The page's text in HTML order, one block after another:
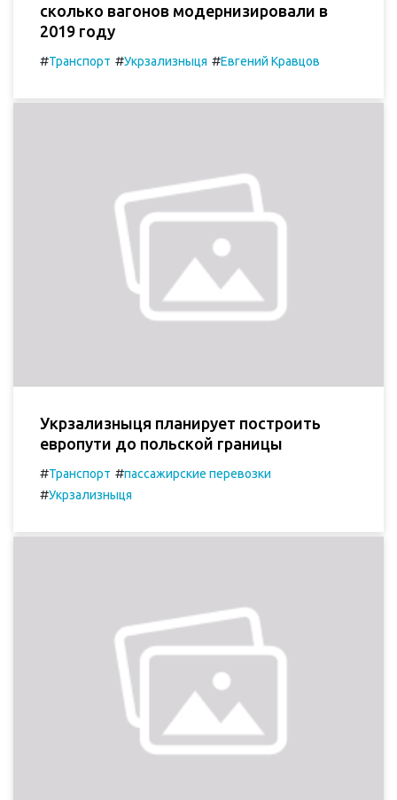
сколько вагонов модернизировали в
2019 году
#Транспорт #Укрзализныця #Евгений Кравцов
Укрзализныця планирует построить
европути до польской границы
#Транспорт #пассажирские перевозки
#Укрзализныця